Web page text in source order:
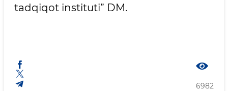
tadqiqot instituti” DM.
6982